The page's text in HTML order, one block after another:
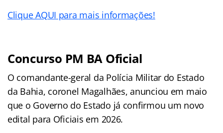
Clique AQUI para mais informações!
Concurso PM BA Oficial
O comandante-geral da Polícia Militar do Estado
da Bahia, coronel Magalhães, anunciou em maio
que o Governo do Estado já confirmou um novo
edital para Oficiais em 2026.